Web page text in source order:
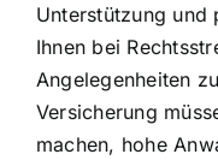
Unterstützung und
Ihnen bei
Angelegenheiten
Versicherung
machen, hohe